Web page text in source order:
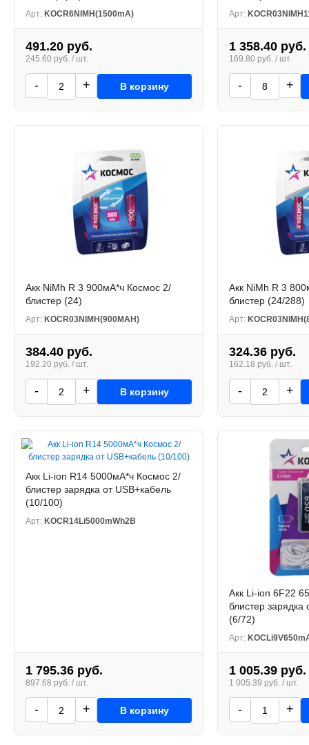
Арт: KOCR6NIMH(1500mA)
491.20 руб.
245.60 руб. / шт.
- + В корзину
Арт:
1 358.40 руб.
169.80 руб. / шт.
- +
Акк NiMh R 3 900мА*ч Космос 2/
блистер (24)
Арт: KOCR03NIMH(900MAH)
384.40 руб.
192.20 руб. / шт.
- + В корзину
Акк NiMh R 3
блистер (24/288)
Арт:
324.36 руб.
162.18 руб. / шт.
- +
Акк Li-ion R14 5000мА*ч Космос 2/
блистер зарядка от USB+кабель
(10/100)
Арт: KOCR14Li5000mWh2B
1 795.36 руб.
897.68 руб. / шт.
- + В корзину
Акк Li-ion 6F22
блистер зарядка
(6/72)
Арт:
1 005.39 руб.
1 005.39 руб. / шт.
- +